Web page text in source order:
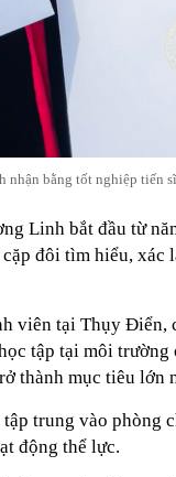
nhận bằng tốt nghiệp tiến
Linh bắt đầu từ
đôi tìm hiểu, xác
viên tại Thụy Điển,
tập tại môi trường
thành mục tiêu lớn
trung vào phòng
động thể lực.